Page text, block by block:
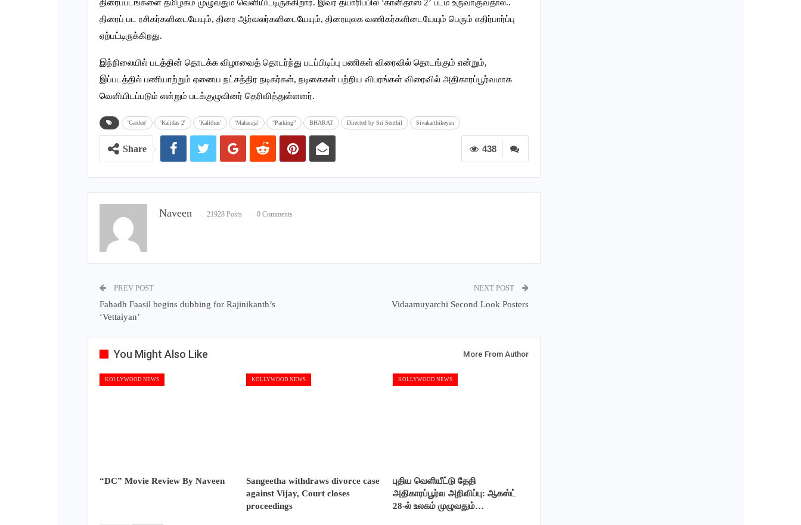
திரைப்படங்களை தமிழகம் முழுவதும் வெளியிட்டிருக்கிறார். இவர் தயாரிப்பில் ‘காளிதாஸ் 2’ படம் உருவாகுவதால்..
திரைப் பட ரசிகர்களிடையேயும், திரை ஆர்வலர்களிடையேயும், திரையுலக வணிகர்களிடையேயும் பெரும் எதிர்பார்ப்பு
ஏற்பட்டிருக்கிறது.
இந்நிலையில் படத்தின் தொடக்க விழாவைத் தொடர்ந்து படப்பிடிப்பு பணிகள் விரைவில் தொடங்கும் என்றும்,
இப்படத்தில் பணியாற்றும் ஏனைய நட்சத்திர நடிகர்கள், நடிகைகள் பற்றிய விபரங்கள் விரைவில் அதிகாரப்பூர்வமாக
வெளியிடப்படும் என்றும் படக்குழுவினர் தெரிவித்துள்ளனர்.
'Garden' 'Kalidas 2' 'Kalithas' 'Maharaja' “Parking” BHARAT Directed by Sri Senthil Sivakarthikeyan
438
Share
Naveen 21928 Posts 0 Comments
PREV POST
Fahadh Faasil begins dubbing for Rajinikanth’s
‘Vettaiyan’
NEXT POST
Vidaamuyarchi Second Look Posters
You Might Also Like More From Author
KOLLYWOOD NEWS
“DC” Movie Review By Naveen
KOLLYWOOD NEWS
Sangeetha withdraws divorce case
against Vijay, Court closes
proceedings
KOLLYWOOD NEWS
புதிய வெளியீட்டு தேதி
அதிகாரப்பூர்வ அறிவிப்பு: ஆகஸ்ட்
28-ல் உலகம் முழுவதும்…